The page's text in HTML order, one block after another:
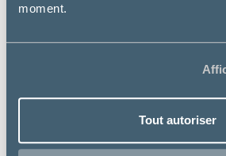
moment.
Tout autoriser